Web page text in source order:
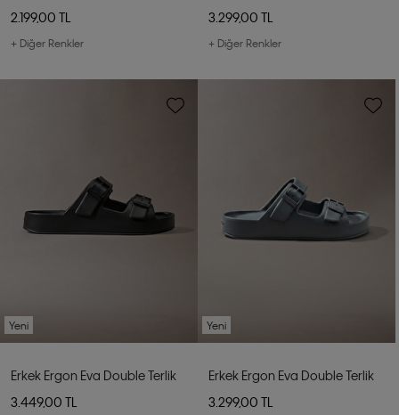
2.199,00 TL
+ Diğer Renkler
3.299,00 TL
+ Diğer Renkler
Yeni
Erkek Ergon Eva Double Terlik
3.449,00 TL
Yeni
Erkek Ergon Eva Double Terlik
3.299,00 TL